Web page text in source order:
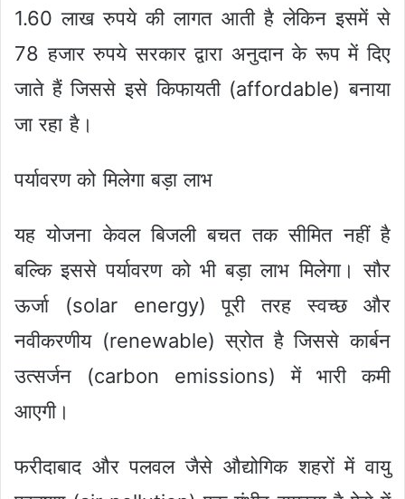
1.60 लाख रुपये की लागत आती है लेकिन इसमें से
78 हजार रुपये सरकार द्वारा अनुदान के रूप में दिए
जाते हैं जिससे इसे किफायती (affordable) बनाया
जा रहा है।
पर्यावरण को मिलेगा बड़ा लाभ
यह योजना केवल बिजली बचत तक सीमित नहीं है
बल्कि इससे पर्यावरण को भी बड़ा लाभ मिलेगा। सौर
ऊर्जा (solar energy) पूरी तरह स्वच्छ और
नवीकरणीय (renewable) स्रोत है जिससे कार्बन
उत्सर्जन (carbon emissions) में भारी कमी
आएगी।
फरीदाबाद और पलवल जैसे औद्योगिक शहरों में वायु